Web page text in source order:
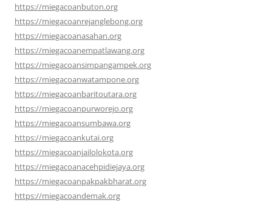
https://miegacoanbuton.org
https://miegacoanrejanglebong.org
https://miegacoanasahan.org
https://miegacoanempatlawang.org
https://miegacoansimpangampek.org
https://miegacoanwatampone.org
https://miegacoanbaritoutara.org
https://miegacoanpurworejo.org
https://miegacoansumbawa.org
https://miegacoankutai.org
https://miegacoanjailolokota.org
https://miegacoanacehpidiejaya.org
https://miegacoanpakpakbharat.org
https://miegacoandemak.org